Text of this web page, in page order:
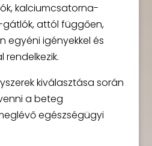
kalciumcsatorna-
gátlók, attól függően,
egyéni igényekkel és
kiválasztása során
a beteg
egészségügyi